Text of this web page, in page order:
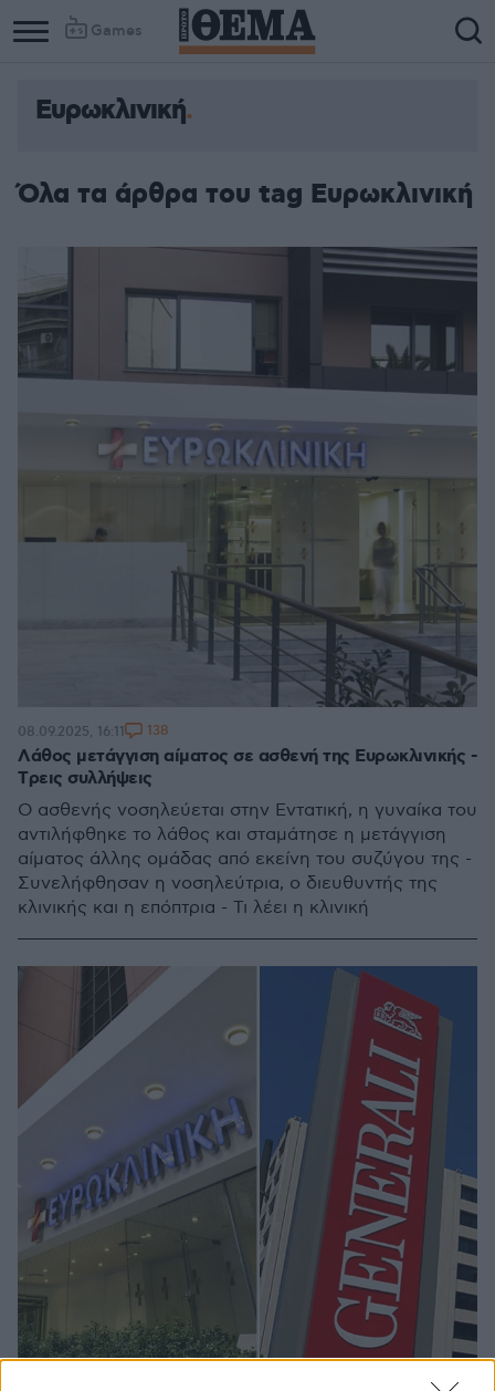
Games
Ευρωκλινική
Όλα τα άρθρα του tag Ευρωκλινική
Λάθος μετάγγιση αίματος σε ασθενή της Ευρωκλινικής -
Tρεις συλλήψεις
Ο ασθενής νοσηλεύεται στην Εντατική, η γυναίκα του
αντιλήφθηκε το λάθος και σταμάτησε η μετάγγιση
αίματος άλλης ομάδας από εκείνη του συζύγου της -
Συνελήφθησαν η νοσηλεύτρια, ο διευθυντής της
κλινικής και η επόπτρια - Τι λέει η κλινική
08.09.2025, 16:11 138